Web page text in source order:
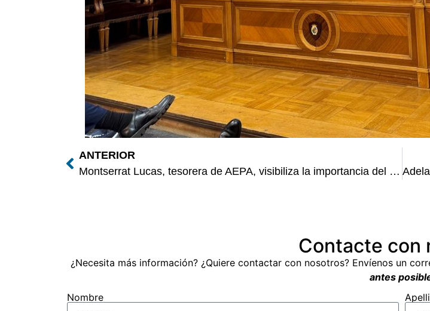
ANTERIOR
Montserrat Lucas, tesorera de AEPA, visibiliza la importancia del psicólogo aeronáutico en la seguridad aérea
Contacte con
¿Necesita más información? ¿Quiere contactar con nosotros? Envíenos un
antes
Nombre